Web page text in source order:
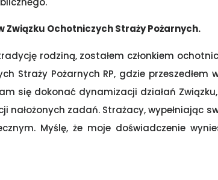
Związku Ochotniczych Straży Pożarnych.
rodziną, zostałem członkiem
Straży Pożarnych RP, gdzie przeszedłem
się dokonać dynamizacji działań
nałożonych zadań. Strażacy, wypełniając
Myślę, że moje doświadczenie